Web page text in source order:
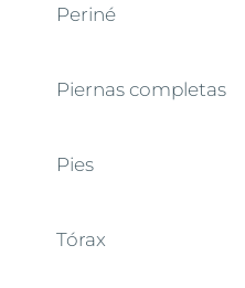
Periné
Piernas completas
Pies
Tórax